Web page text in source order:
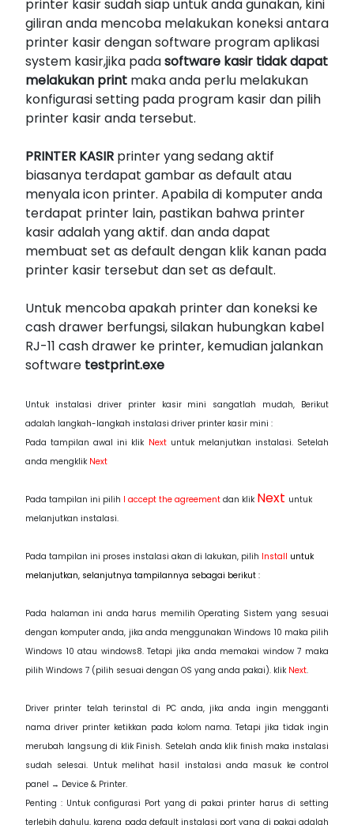
printer kasir sudah siap untuk anda gunakan, kini
giliran anda mencoba melakukan koneksi antara
printer kasir dengan software program aplikasi
system kasir,jika padasoftware kasir tidak dapat
melakukan print maka anda perlu melakukan
konfigurasi setting pada program kasir dan pilih
printer kasir anda tersebut.
PRINTER KASIR printer yang sedang aktif
biasanya terdapat gambar as default atau
menyala icon printer. Apabila di komputer anda
terdapat printer lain, pastikan bahwa printer
kasir adalah yang aktif. dan anda dapat
membuat set as default dengan klik kanan pada
printer kasir tersebut dan set as default.
Untuk mencoba apakah printer dan koneksi ke
cash drawer berfungsi, silakan hubungkan kabel
RJ-11 cash drawer ke printer, kemudian jalankan
software testprint.exe
Untuk instalasi driver printer kasir mini sangatlah mudah, Berikut
adalah langkah-langkah instalasi driver printer kasir mini :
Pada tampilan awal ini klik Nextuntuk melanjutkan instalasi. Setelah
anda mengklik Next
Pada tampilan ini pilih I accept the agreement dan klik Next untuk
melanjutkan instalasi.
Pada tampilan ini proses instalasi akan di lakukan, pilih Install untuk
melanjutkan, selanjutnya tampilannya sebagai berikut :
Pada halaman ini anda harus memilih Operating Sistem yang sesuai
dengan komputer anda, jika anda menggunakan Windows 10 maka pilih
Windows 10 atau windows8. Tetapi jika anda memakai window 7 maka
pilih Windows 7 (pilih sesuai dengan OS yang anda pakai). klik Next.
Driver printer telah terinstal di PC anda, jika anda ingin mengganti
nama driver printer ketikkan pada kolom nama. Tetapi jika tidak ingin
merubah langsung di klik Finish. Setelah anda klik finish maka instalasi
sudah selesai. Untuk melihat hasil instalasi anda masuk ke control
panel → Device & Printer.
Penting : Untuk configurasi Port yang di pakai printer harus di setting
terlebih dahulu, karena pada default instalasi port yang di pakai adalah